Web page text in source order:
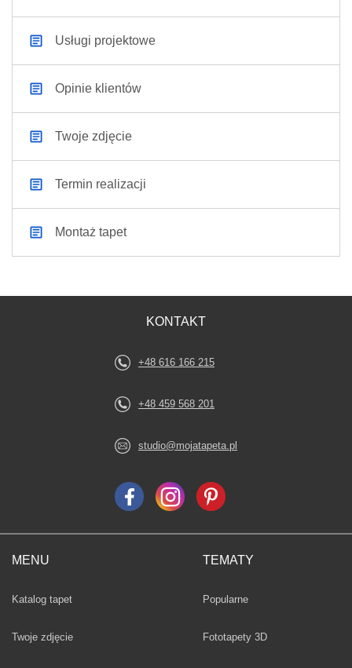
Usługi projektowe
Opinie klientów
Twoje zdjęcie
Termin realizacji
Montaż tapet
MENU
Katalog tapet
Twoje zdjęcie
TEMATY
Fototapety
Popularne
Fototapety 3D
KONTAKT
+48 616 166 215
+48 459 568 201
studio@mojatapeta.pl